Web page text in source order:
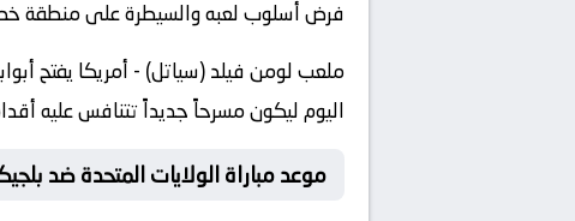
فرض أسلوب لعبه والسيطرة على منطقة خط
ملعب لومن فيلد (سياتل) - أمريكا يفتح
اليوم ليكون مسرحاً جديداً تتنافس عليه
موعد مباراة الولايات المتحدة ضد